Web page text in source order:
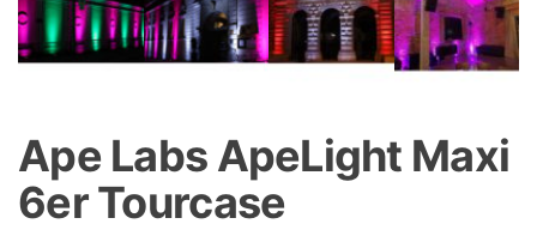
Ape Labs ApeLight Maxi
6er Tourcase